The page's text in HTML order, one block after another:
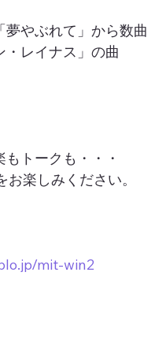
やぶれて」から数曲
レイナス」の曲
トークも・・・
楽しみください。
mit-win2